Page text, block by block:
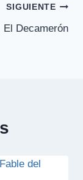
SIGUIENTE
El Decamerón